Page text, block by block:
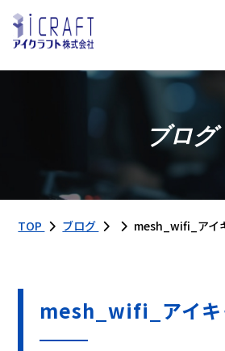
ブログ
TOP ブログ mesh_wifi_アイ
mesh_wifi_アイキ